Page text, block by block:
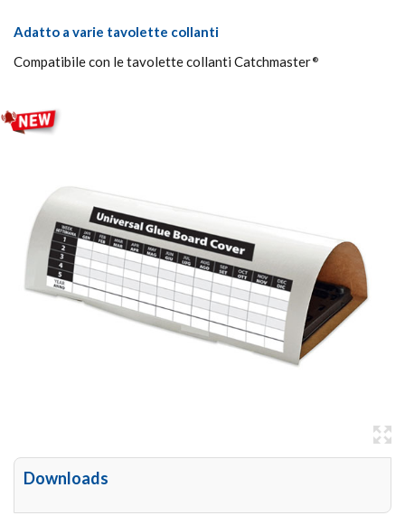
Adatto a varie tavolette collanti
Compatibile con le tavolette collanti Catchmaster ®
Downloads